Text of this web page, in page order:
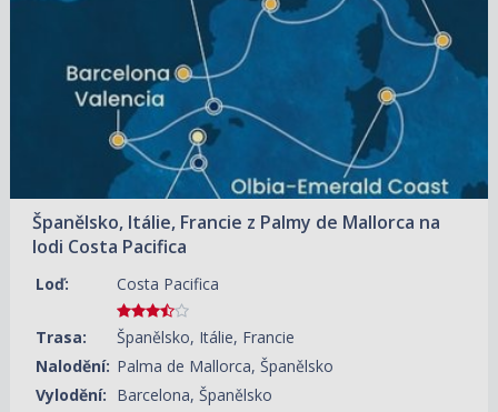
Španělsko, Itálie, Francie z Palmy de Mallorca na
lodi Costa Pacifica
Loď: Costa Pacifica
Trasa:
Španělsko, Itálie, Francie
Nalodění: Palma de Mallorca, Španělsko
Vylodění: Barcelona, Španělsko